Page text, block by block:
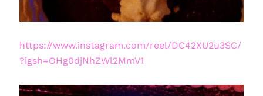
https://www.instagram.com/reel/DC42XU2u3SC/
?igsh=OHg0djNhZWl2MmV1